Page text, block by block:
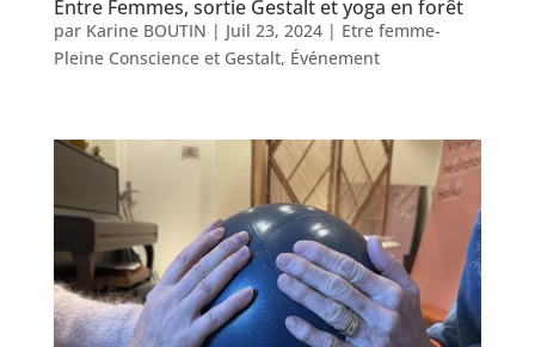
Entre Femmes, sortie Gestalt et yoga en forêt
par Karine BOUTIN | Juil 23, 2024| Etre femme-
Pleine Conscience et Gestalt, Événement